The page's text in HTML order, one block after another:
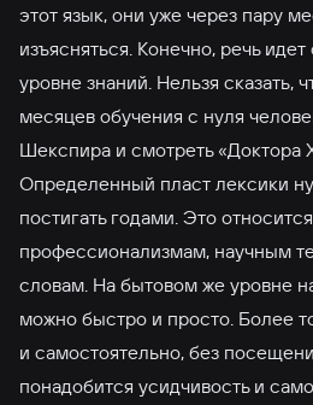
этот язык, они уже через пару
изъясняться. Конечно, речь
уровне знаний. Нельзя сказать,
месяцев обучения с нуля
Шекспира и смотреть «Доктора
Определенный пласт лексики
постигать годами. Это
профессионализмам, научным
словам. На бытовом же уровне
можно быстро и просто. Более
и самостоятельно, без
понадобится усидчивость и